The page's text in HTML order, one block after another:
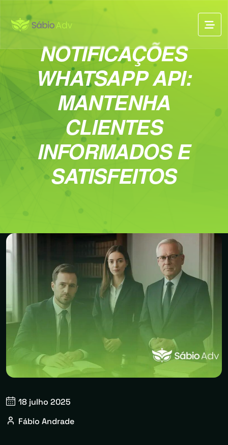
NOTIFICAÇÕES
WHATSAPP API:
MANTENHA
CLIENTES
INFORMADOS E
SATISFEITOS
18 julho 2025
Fábio Andrade